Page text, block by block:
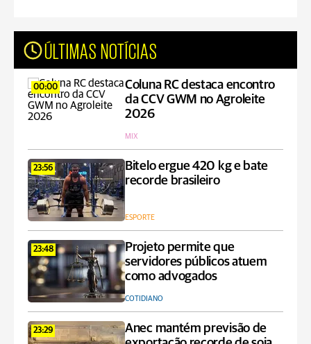
ÚLTIMAS NOTÍCIAS
00:00
Coluna RC destaca encontro
da CCV GWM no Agroleite
2026
MIX
23:56
Bitelo ergue 420 kg e bate
recorde brasileiro
ESPORTE
23:48
Projeto permite que
servidores públicos atuem
como advogados
COTIDIANO
23:29
Anec mantém previsão de